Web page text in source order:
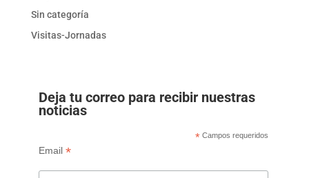
Sin categoría
Visitas-Jornadas
Deja tu correo para recibir nuestras
noticias
* Campos requeridos
Email *